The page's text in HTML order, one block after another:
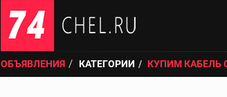
ОБЪЯВЛЕНИЯ КАТЕГОРИИ КУПИМ КАБЕЛЬ